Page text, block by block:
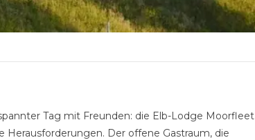
Tag mit Freunden: die Elb-Lodge Moorfleet
Der offene Gastraum, die